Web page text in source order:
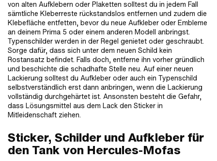
von alten Aufklebern oder Plaketten solltest du in jedem Fall
sämtliche Kleberreste rückstandslos entfernen und zudem die
Klebefläche entfetten, bevor du neue Aufkleber oder Embleme
an deinem Prima 5 oder einem anderen Modell anbringst.
Typenschilder werden in der Regel genietet oder geschraubt.
Sorge dafür, dass sich unter dem neuen Schild kein
Rostansatz befindet. Falls doch, entferne ihn vorher gründlich
und beschichte die schadhafte Stelle neu. Auf einer neuen
Lackierung solltest du Aufkleber oder auch ein Typenschild
selbstverständlich erst dann anbringen, wenn die Lackierung
vollständig durchgehärtet ist. Ansonsten besteht die Gefahr,
dass Lösungsmittel aus dem Lack den Sticker in
Mitleidenschaft ziehen.
Sticker, Schilder und Aufkleber für
den Tank von Hercules-Mofas